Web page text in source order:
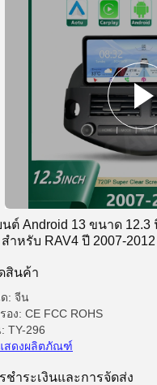
ต์ Android 13 ขนาด 12.3
ำหรับ RAV4 ปี 2007-2012
สินค้า
: จีน
อง: CE FCC ROHS
TY-296
สดงผลิตภัณฑ์
ชําระเงินและการจัดส่ง